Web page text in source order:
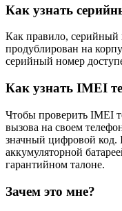
Как узнать
Как правило, серийный
продублирован на
серийный номер
Как узнать IMEI
Чтобы проверить IMEI
вызова на своем
значный цифровой код.
аккумуляторной
гарантийном талоне.
Зачем это мне?